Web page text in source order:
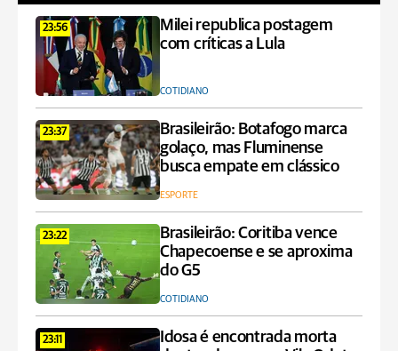
23:56
Milei republica postagem
com críticas a Lula
COTIDIANO
23:37
Brasileirão: Botafogo marca
golaço, mas Fluminense
busca empate em clássico
ESPORTE
23:22
Brasileirão: Coritiba vence
Chapecoense e se aproxima
do G5
COTIDIANO
23:11
Idosa é encontrada morta